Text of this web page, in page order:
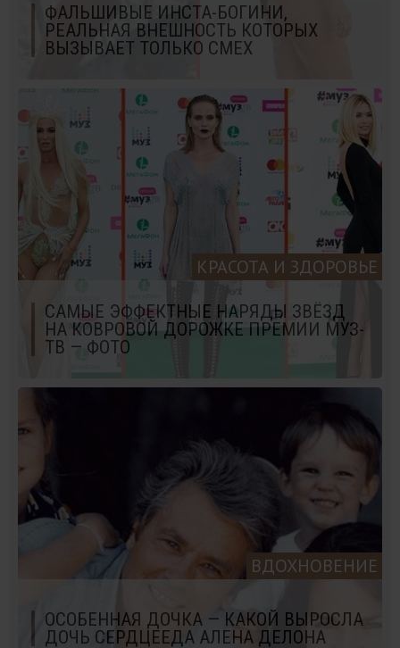
ФАЛЬШИВЫЕ ИНСТА-БОГИНИ,
РЕАЛЬНАЯ ВНЕШНОСТЬ КОТОРЫХ
ВЫЗЫВАЕТ ТОЛЬКО СМЕХ
КРАСОТА И ЗДОРОВЬЕ
САМЫЕ ЭФФЕКТНЫЕ НАРЯДЫ ЗВЁЗД
НА КОВРОВОЙ ДОРОЖКЕ ПРЕМИИ МУЗ-
ТВ — ФОТО
ВДОХНОВЕНИЕ
ОСОБЕННАЯ ДОЧКА — КАКОЙ ВЫРОСЛА
ДОЧЬ СЕРДЦЕЕДА АЛЕНА ДЕЛОНА